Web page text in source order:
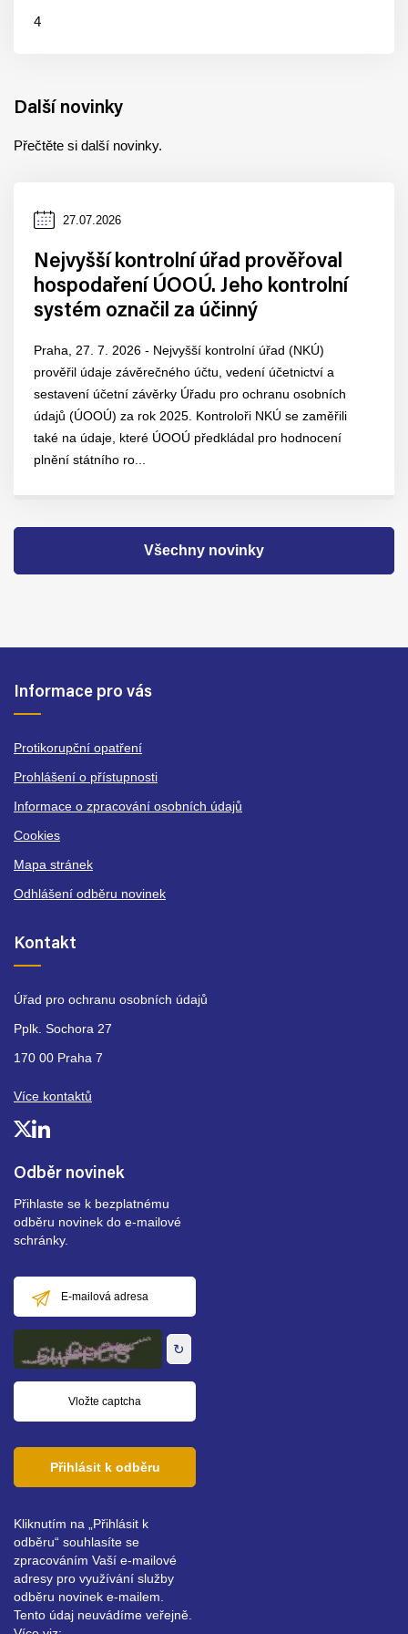
4
Další novinky
Přečtěte si další novinky.
Datum
27.07.2026
Nejvyšší kontrolní úřad prověřoval
hospodaření ÚOOÚ. Jeho kontrolní
systém označil za účinný
Praha, 27. 7. 2026 - Nejvyšší kontrolní úřad (NKÚ)
prověřil údaje závěrečného účtu, vedení účetnictví a
sestavení účetní závěrky Úřadu pro ochranu osobních
údajů (ÚOOÚ) za rok 2025. Kontroloři NKÚ se zaměřili
také na údaje, které ÚOOÚ předkládal pro hodnocení
plnění státního ro...
Všechny novinky
Odběr novinek
Přihlaste se k bezplatnému
odběru novinek do e-mailové
schránky.
mailová
adresa
↻
Přihlásit k odběru
Kliknutím na „Přihlásit k
odběru“ souhlasíte se
zpracováním Vaší e-mailové
adresy pro využívání služby
odběru novinek e-mailem.
Tento údaj neuvádíme veřejně.
Informace pro vás
Protikorupční opatření
Prohlášení o přístupnosti
Informace o zpracování osobních údajů
Cookies
Mapa stránek
Odhlášení odběru novinek
Kontakt
Úřad pro ochranu osobních údajů
Pplk. Sochora 27
170 00 Praha 7
Více kontaktů